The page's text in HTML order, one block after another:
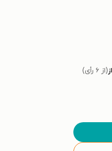
(از ۶ رأی)